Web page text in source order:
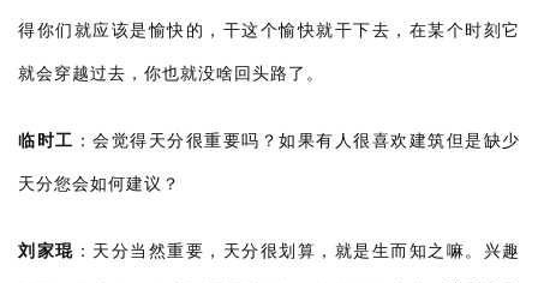
得你们就应该是愉快的，干这个愉快就干下去，在某个时刻它
就会穿越过去，你也就没啥回头路了。
临时工 ： 会觉得天分很重要吗？如果有人很喜欢建筑但是缺少
天分您会如何建议？
刘家琨 ： 天分当然重要，天分很划算，就是生而知之嘛。兴趣